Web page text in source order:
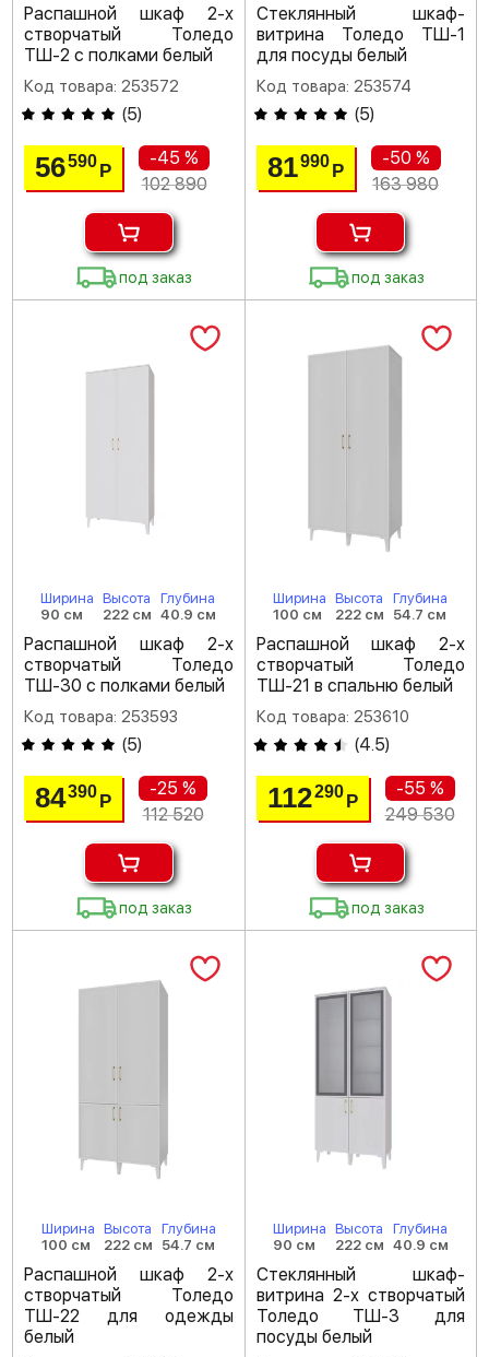
Распашной шкаф 2-х
створчатый Толедо
ТШ-2 с полками белый
Код товара: 253572
(5)
56590 Р
-45 %
102 890
под заказ
Стеклянный шкаф-
витрина Толедо ТШ-1
для посуды белый
Код товара: 253574
(5)
81990 Р
-50 %
163 980
под заказ
Ширина
90 см
Высота
222 см
Глубина
40.9 см
Распашной шкаф 2-х
створчатый Толедо
ТШ-30 с полками белый
Код товара: 253593
(5)
84390 Р
-25 %
112 520
под заказ
Ширина
100 см
Высота
222 см
Глубина
54.7 см
Распашной шкаф 2-х
створчатый Толедо
ТШ-21 в спальню белый
Код товара: 253610
(4.5)
112290 Р
-55 %
249 530
под заказ
Ширина
100 см
Высота
222 см
Глубина
54.7 см
Распашной шкаф 2-х
створчатый Толедо
ТШ-22 для одежды
белый
Ширина
90 см
Высота
222 см
Глубина
40.9 см
Стеклянный шкаф-
витрина 2-х створчатый
Толедо ТШ-3 для
посуды белый